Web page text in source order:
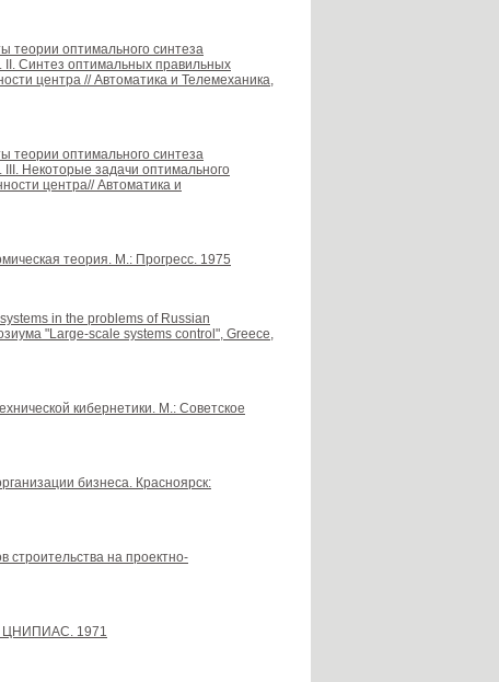
теории оптимального синтеза
II. Синтез оптимальных правильных
центра // Автоматика и Телемеханика,
теории оптимального синтеза
Некоторые задачи оптимального
центра// Автоматика и
теория. М.: Прогресс. 1975
in the problems of Russian
"Large-scale systems control", Greece,
кибернетики. М.: Советское
бизнеса. Красноярск:
строительства на проектно-
ЦНИПИАС. 1971